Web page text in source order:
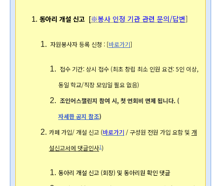
동아리 개설 신고 [※봉사 인정 기관 관련 문의/답변]
자원봉사자 등록 신청 : [바로가기]
동일 학교/직장 모임일 필요 없음)
조인어스챌린지 참여 시, 첫 연회비 면제 됩니다. (
자세한 공지 참조)
카페 가입/ 개설 신고 (바로가기 / 구성원 전원 가입 요함 및 개
설신고서에 댓글인사1 )
동아리 개설 신고 (회장) 및 동아리원 확인 댓글